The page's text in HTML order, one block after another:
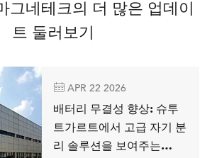
그네테크의 더 많은 업데이
트 둘러보기
 APR 22 2026
배터리 무결성 향상: 슈투
트가르트에서 고급 자기 분
리 솔루션을 보여주는